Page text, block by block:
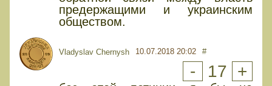
предержащими и украинским
обществом.
Vladyslav Chernysh 10.07.2018 20:02 #
- 17 +